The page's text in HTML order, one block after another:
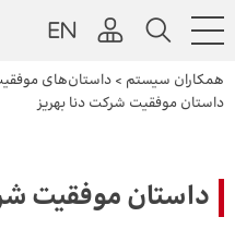
همکاران سیستم >داستان‌های
داستان موفقیت شرکت دنا بهریز
داستان موفقیت